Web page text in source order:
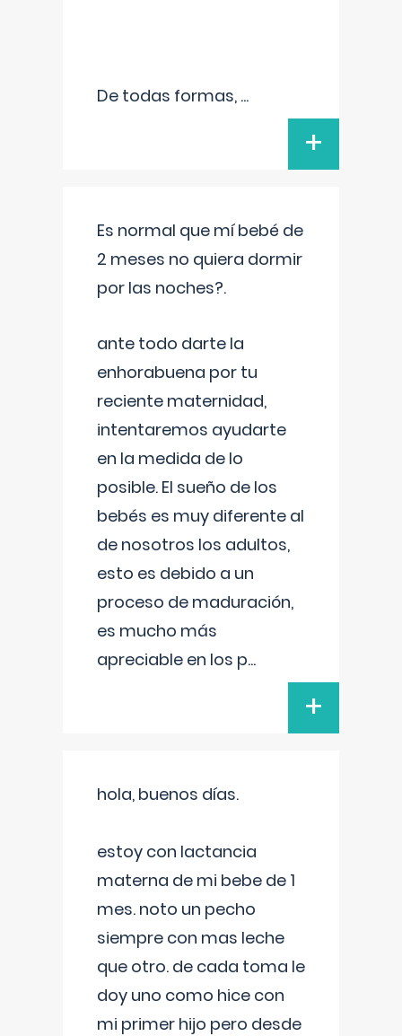
De todas formas, ...
+
Es normal que mí bebé de
2 meses no quiera dormir
por las noches?.
ante todo darte la
enhorabuena por tu
reciente maternidad,
intentaremos ayudarte
en la medida de lo
posible. El sueño de los
bebés es muy diferente al
de nosotros los adultos,
esto es debido a un
proceso de maduración,
es mucho más
apreciable en los p...
+
hola, buenos días.
estoy con lactancia
materna de mi bebe de 1
mes. noto un pecho
siempre con mas leche
que otro. de cada toma le
doy uno como hice con
mi primer hijo pero desde